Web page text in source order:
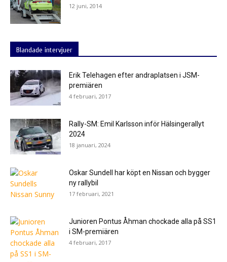
12 juni, 2014
Blandade intervjuer
Erik Telehagen efter andraplatsen i JSM-
premiären
4 februari, 2017
Rally-SM: Emil Karlsson inför Hälsingerallyt
2024
18 januari, 2024
Oskar Sundell har köpt en Nissan och bygger
ny rallybil
17 februari, 2021
Junioren Pontus Åhman chockade alla på SS1
i SM-premiären
4 februari, 2017